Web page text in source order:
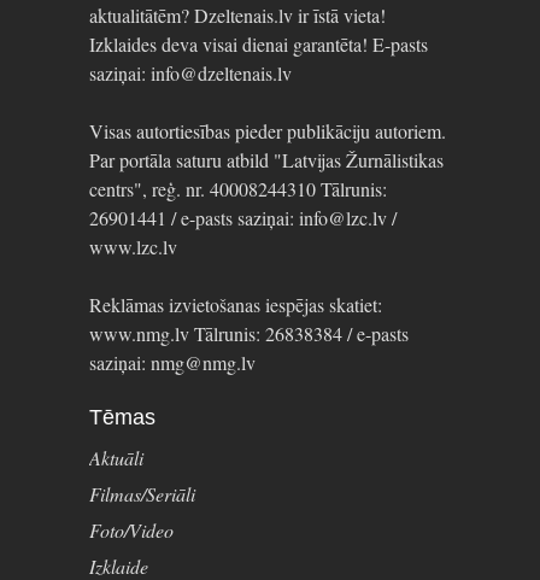
aktualitātēm? Dzeltenais.lv ir īstā vieta!
Izklaides deva visai dienai garantēta! E-pasts
saziņai: info@dzeltenais.lv
Visas autortiesības pieder publikāciju autoriem.
Par portāla saturu atbild "Latvijas Žurnālistikas
centrs", reģ. nr. 40008244310 Tālrunis:
26901441 / e-pasts saziņai: info@lzc.lv /
www.lzc.lv
Reklāmas izvietošanas iespējas skatiet:
www.nmg.lv Tālrunis: 26838384 / e-pasts
saziņai: nmg@nmg.lv
Tēmas
Aktuāli
Filmas/Seriāli
Foto/Video
Izklaide